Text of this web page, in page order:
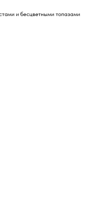
и бесцветными топазами